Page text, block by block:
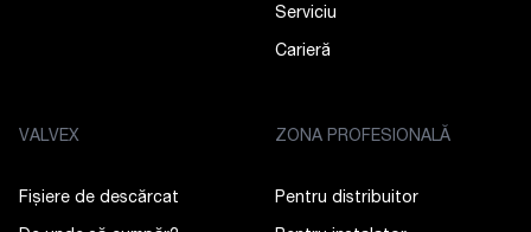
Serviciu
Carieră
VALVEX
Fișiere de descărcat
ZONA PROFESIONALĂ
Pentru distribuitor